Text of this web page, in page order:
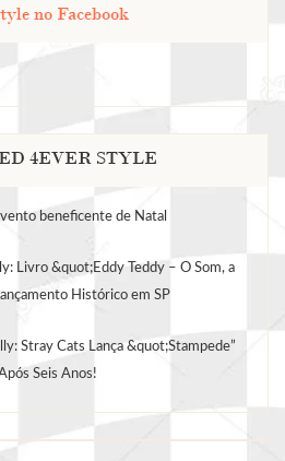
no Facebook
4EVER STYLE
beneficente de Natal
Livro &quot;Eddy Teddy – O Som, a
Histórico em SP
Stray Cats Lança &quot;Stampede”
Seis Anos!